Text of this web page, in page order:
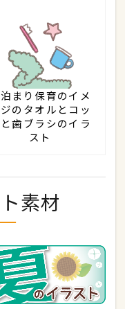
まり保育のイメ
のタオルとコッ
歯ブラシのイラ
スト
素材